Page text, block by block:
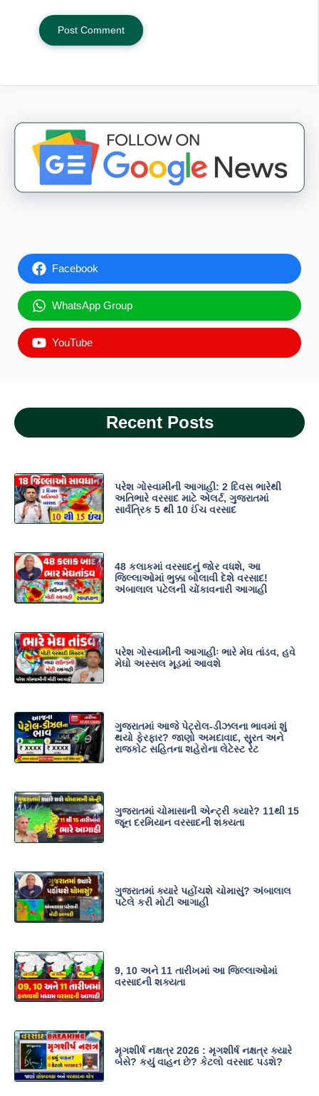
Facebook
WhatsApp Group
YouTube
Recent Posts
પરેશ ગોસ્વામીની આગાહી: 2 દિવસ ભારેથી
અતિભારે વરસાદ માટે એલર્ટ, ગુજરાતમાં
સાર્વત્રિક 5 થી 10 ઈંચ વરસાદ
48 કલાકમાં વરસાદનું જોર વધશે, આ
જિલ્લાઓમાં ભુક્કા બોલાવી દેશે વરસાદ!
અંબાલાલ પટેલની ચોંકાવનારી આગાહી
પરેશ ગોસ્વામીની આગાહીઃ ભારે મેઘ તાંડવ, હવે
મેઘો અસ્સલ મૂડમાં આવશે
ગુજરાતમાં આજે પેટ્રોલ-ડીઝલના ભાવમાં શું
થયો ફેરફાર? જાણો અમદાવાદ, સુરત અને
રાજકોટ સહિતના શહેરોના લેટેસ્ટ રેટ
ગુજરાતમાં ચોમાસાની એન્ટ્રી ક્યારે? 11થી 15
જૂન દરમિયાન વરસાદની શક્યતા
ગુજરાતમાં ક્યારે પહોંચશે ચોમાસું? અંબાલાલ
પટેલે કરી મોટી આગાહી
9, 10 અને 11 તારીખમાં આ જિલ્લાઓમાં
વરસાદની શક્યતા
મૃગશીર્ષ નક્ષત્ર 2026 : મૃગશીર્ષ નક્ષત્ર ક્યારે
બેસે? કયું વાહન છે? કેટલો વરસાદ પડશે?